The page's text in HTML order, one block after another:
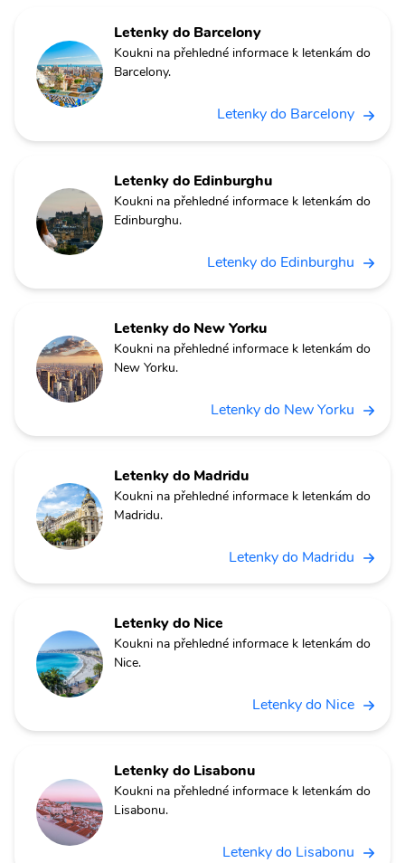
Letenky do Barcelony
Koukni na přehledné informace k letenkám do
Barcelony.
Letenky do Barcelony
Letenky do Edinburghu
Koukni na přehledné informace k letenkám do
Edinburghu.
Letenky do Edinburghu
Letenky do New Yorku
Koukni na přehledné informace k letenkám do
New Yorku.
Letenky do New Yorku
Letenky do Madridu
Koukni na přehledné informace k letenkám do
Madridu.
Letenky do Madridu
Letenky do Nice
Koukni na přehledné informace k letenkám do
Nice.
Letenky do Nice
Letenky do Lisabonu
Koukni na přehledné informace k letenkám do
Lisabonu.
Letenky do Lisabonu